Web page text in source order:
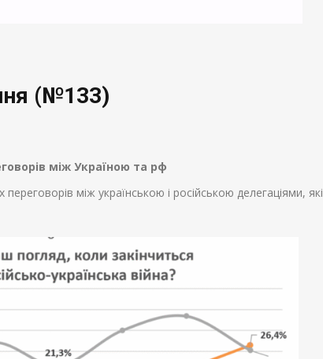
(№133)
між Україною та рф
між українською і російською делегаціями, які